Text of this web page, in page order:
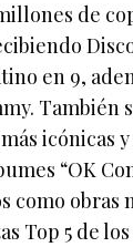
de
en 9,
También
icónicas
“OK
como obras
Top 5 de